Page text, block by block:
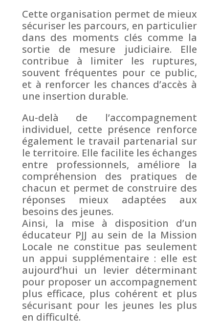
Cette organisation permet de mieux
sécuriser les parcours, en particulier
dans des moments clés comme la
sortie de mesure judiciaire. Elle
contribue à limiter les ruptures,
souvent fréquentes pour ce public,
et à renforcer les chances d’accès à
une insertion durable.
Au-delà de l’accompagnement
individuel, cette présence renforce
également le travail partenarial sur
le territoire. Elle facilite les échanges
entre professionnels, améliore la
compréhension des pratiques de
chacun et permet de construire des
réponses mieux adaptées aux
besoins des jeunes.
Ainsi, la mise à disposition d’un
éducateur PJJ au sein de la Mission
Locale ne constitue pas seulement
un appui supplémentaire : elle est
aujourd’hui un levier déterminant
pour proposer un accompagnement
plus efficace, plus cohérent et plus
sécurisant pour les jeunes les plus
en difficulté.